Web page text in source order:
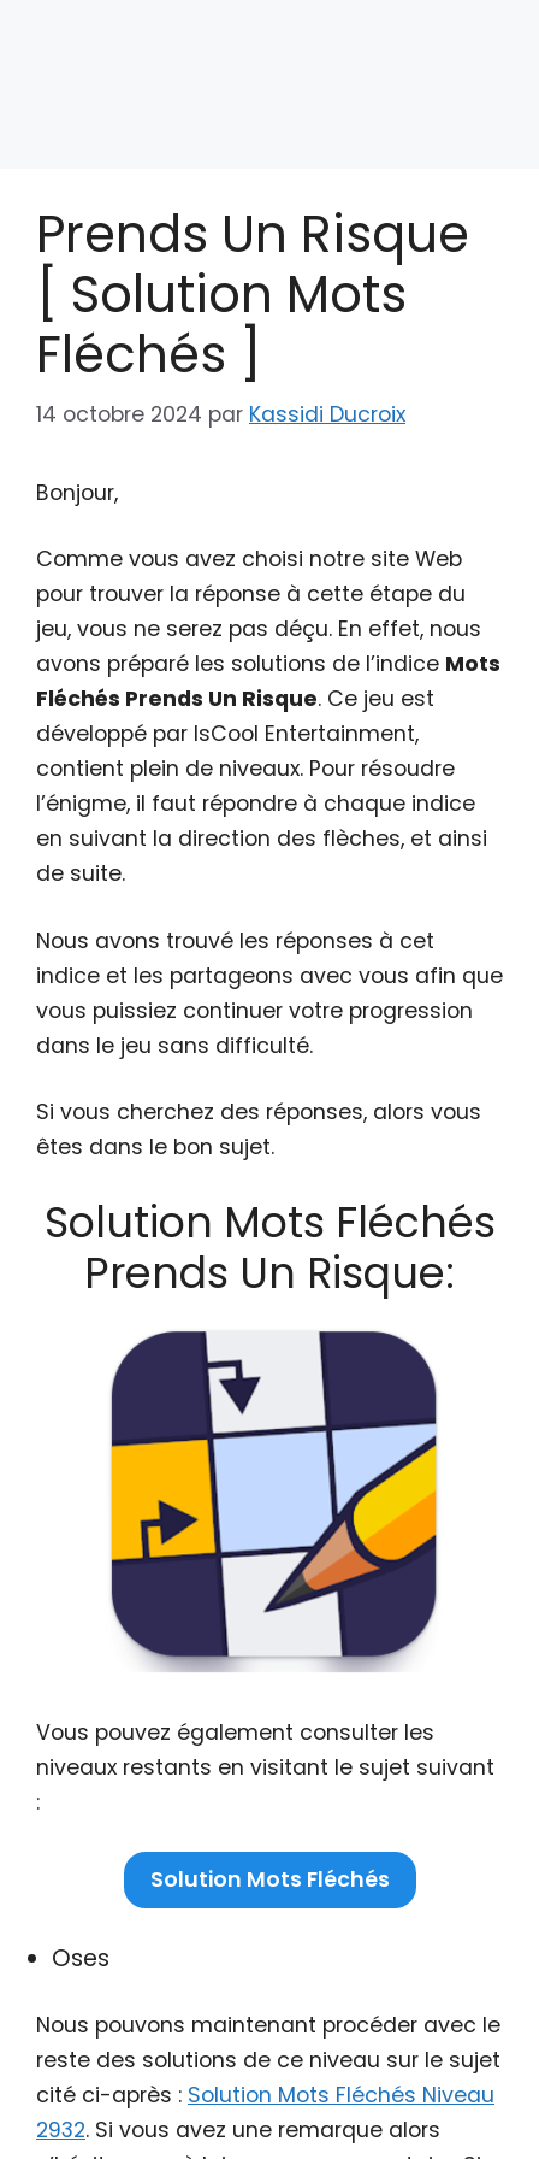
Prends Un Risque
[ Solution Mots
Fléchés ]
14 octobre 2024 par Kassidi Ducroix
Bonjour,
Comme vous avez choisi notre site Web
pour trouver la réponse à cette étape du
jeu, vous ne serez pas déçu. En effet, nous
avons préparé les solutions de l’indice Mots
Fléchés Prends Un Risque. Ce jeu est
développé par IsCool Entertainment,
contient plein de niveaux. Pour résoudre
l’énigme, il faut répondre à chaque indice
en suivant la direction des flèches, et ainsi
de suite.
Nous avons trouvé les réponses à cet
indice et les partageons avec vous afin que
vous puissiez continuer votre progression
dans le jeu sans difficulté.
Si vous cherchez des réponses, alors vous
êtes dans le bon sujet.
Solution Mots Fléchés
Prends Un Risque:
Vous pouvez également consulter les
niveaux restants en visitant le sujet suivant
:
Solution Mots Fléchés
Oses
Nous pouvons maintenant procéder avec le
reste des solutions de ce niveau sur le sujet
cité ci-après : Solution Mots Fléchés Niveau
2932. Si vous avez une remarque alors